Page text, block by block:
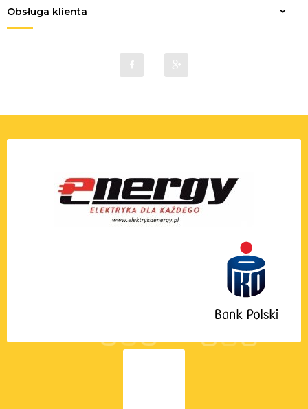
sklep@elektrykaenergy.pl
Obsługa klienta